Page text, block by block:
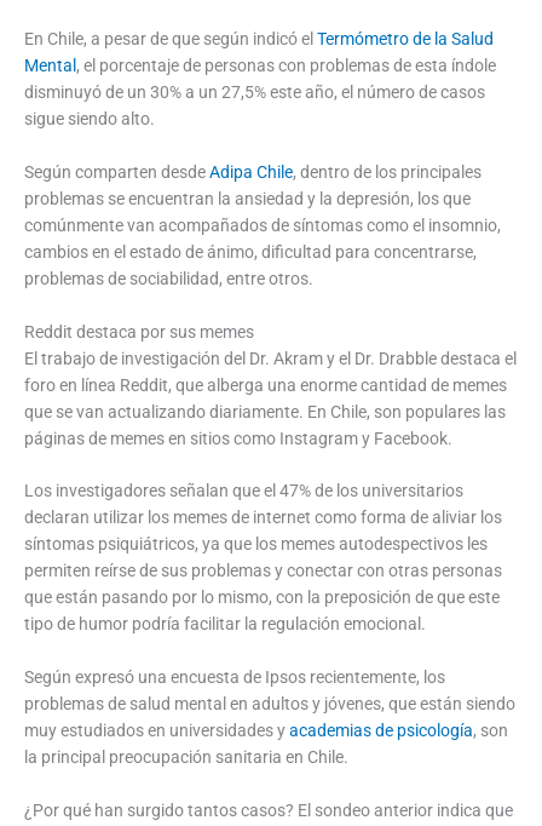
En Chile, a pesar de que según indicó el Termómetro de la Salud
Mental , el porcentaje de personas con problemas de esta índole
disminuyó de un 30% a un 27,5% este año, el número de casos
sigue siendo alto.
Según comparten desdeAdipa Chile, dentro de los principales
problemas se encuentran la ansiedad y la depresión, los que
comúnmente van acompañados de síntomas como el insomnio,
cambios en el estado de ánimo, dificultad para concentrarse,
problemas de sociabilidad, entre otros.
Reddit destaca por sus memes
El trabajo de investigación del Dr. Akram y el Dr. Drabble destaca el
foro en línea Reddit, que alberga una enorme cantidad de memes
que se van actualizando diariamente. En Chile, son populares las
páginas de memes en sitios como Instagram y Facebook.
Los investigadores señalan que el 47% de los universitarios
declaran utilizar los memes de internet como forma de aliviar los
síntomas psiquiátricos, ya que los memes autodespectivos les
permiten reírse de sus problemas y conectar con otras personas
que están pasando por lo mismo, con la preposición de que este
tipo de humor podría facilitar la regulación emocional.
Según expresó una encuesta de Ipsos recientemente, los
problemas de salud mental en adultos y jóvenes, que están siendo
muy estudiados en universidades yacademias de psicología, son
la principal preocupación sanitaria en Chile.
¿Por qué han surgido tantos casos? El sondeo anterior indica que